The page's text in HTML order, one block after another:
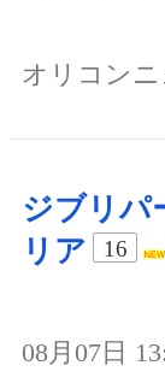
オリコンニ
ジブリパ
リア
16
08月07日